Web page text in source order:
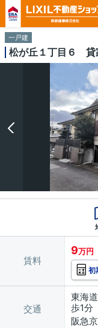
一戸建
松が丘１丁目６ 貸
賃料
9万円
初
交通
東海
歩1分
阪急